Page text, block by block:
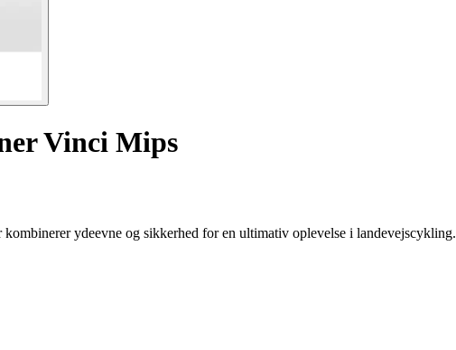
Vinci Mips
ydeevne og sikkerhed for en ultimativ oplevelse i landevejscykling.